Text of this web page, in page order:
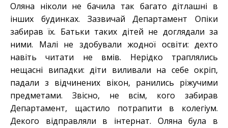
Оляна ніколи не бачила так багато дітлашні в
інших будинках. Зазвичай Департамент Опіки
забирав їх. Батьки таких дітей не доглядали за
ними. Малі не здобували жодної освіти: дехто
навіть читати не вмів. Нерідко траплялись
нещасні випадки: діти виливали на себе окріп,
падали з відчинених вікон, ранились ріжучими
предметами. Звісно, не всім, кого забирав
Департамент, щастило потрапити в колегіум.
Декого відправляли в інтернат. Оляна була в